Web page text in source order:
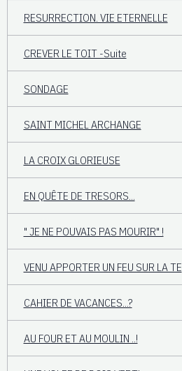
RESURRECTION. VIE ETERNELLE
CREVER LE TOIT -Suite
SONDAGE
SAINT MICHEL ARCHANGE
LA CROIX GLORIEUSE
EN QUÊTE DE TRESORS...
" JE NE POUVAIS PAS MOURIR" !
VENU APPORTER UN FEU SUR LA TE
CAHIER DE VACANCES...?
AU FOUR ET AU MOULIN ..!